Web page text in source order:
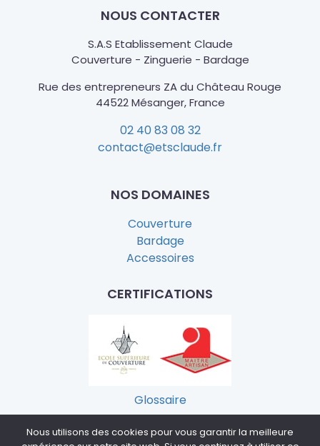
NOUS CONTACTER
S.A.S Etablissement Claude
Couverture - Zinguerie - Bardage
Rue des entrepreneurs ZA du Château Rouge
44522 Mésanger, France
02 40 83 08 32
contact@etsclaude.fr
NOS DOMAINES
Couverture
Bardage
Accessoires
CERTIFICATIONS
Glossaire
Nous utilisons des cookies pour vous garantir la meilleure